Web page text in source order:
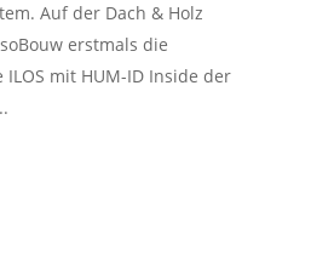
Auf der Dach & Holz
erstmals die
mit HUM-ID Inside der